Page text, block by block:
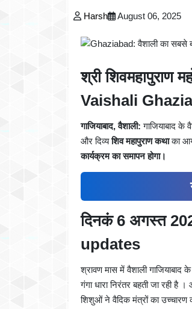
Harsh August 06, 2025
श्री शिवमहापुराण
Vaishali
गाजियाबाद, वैशाली: गाजियाबाद के
और दिव्यशिव महापुराण कथाका
कार्यक्रम का समापन होगा।
दिनकं 6 अगस्त
updates
श्रावण मास में वैशाली गाजियाबाद
गंगा धारा निरंतर बहती जा रही
शिशुओं ने वैदिक मंत्रों का उच्चारण